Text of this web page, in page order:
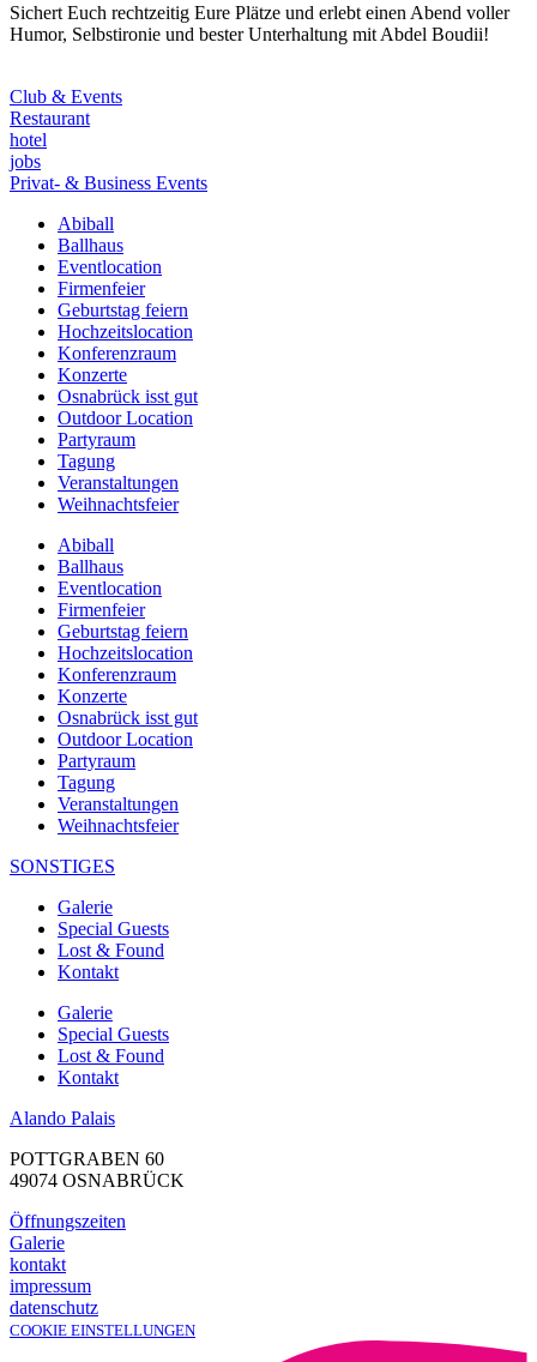
Sichert Euch rechtzeitig Eure Plätze und erlebt einen Abend voller
Humor, Selbstironie und bester Unterhaltung mit Abdel Boudii!
Club & Events
Restaurant
hotel
jobs
Privat- & Business Events
Abiball
Ballhaus
Eventlocation
Firmenfeier
Geburtstag feiern
Hochzeitslocation
Konferenzraum
Konzerte
Osnabrück isst gut
Outdoor Location
Partyraum
Tagung
Veranstaltungen
Weihnachtsfeier
Abiball
Ballhaus
Eventlocation
Firmenfeier
Geburtstag feiern
Hochzeitslocation
Konferenzraum
Konzerte
Osnabrück isst gut
Outdoor Location
Partyraum
Tagung
Veranstaltungen
Weihnachtsfeier
SONSTIGES
Galerie
Special Guests
Lost & Found
Kontakt
Galerie
Special Guests
Lost & Found
Kontakt
Alando Palais
POTTGRABEN 60
49074 OSNABRÜCK
Öffnungszeiten
Galerie
kontakt
impressum
datenschutz
COOKIE EINSTELLUNGEN